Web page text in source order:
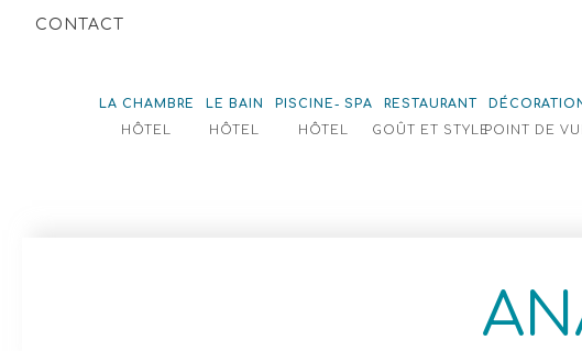
CONTACT
LA CHAMBRE
HÔTEL
LE BAIN
HÔTEL
PISCINE- SPA
HÔTEL
RESTAURANT
GOÛT ET STYLEPOINT DE